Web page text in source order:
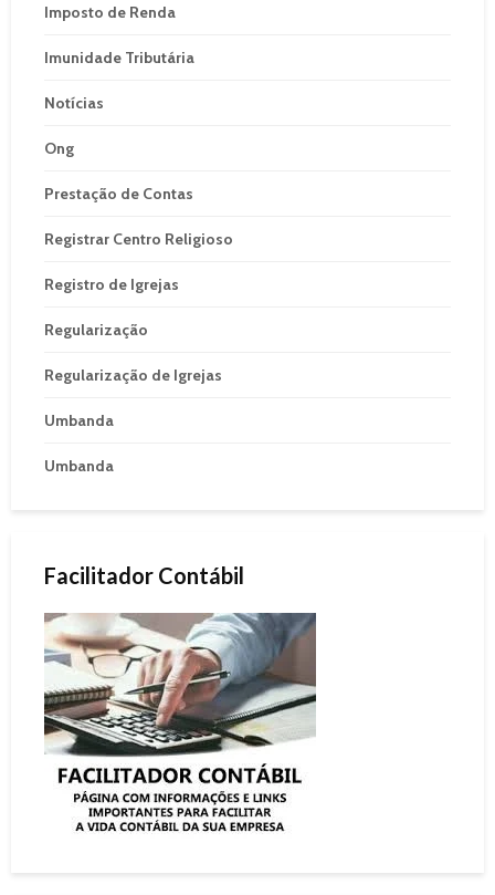
Imposto de Renda
Imunidade Tributária
Notícias
Ong
Prestação de Contas
Registrar Centro Religioso
Registro de Igrejas
Regularização
Regularização de Igrejas
Umbanda
Umbanda
Facilitador Contábil